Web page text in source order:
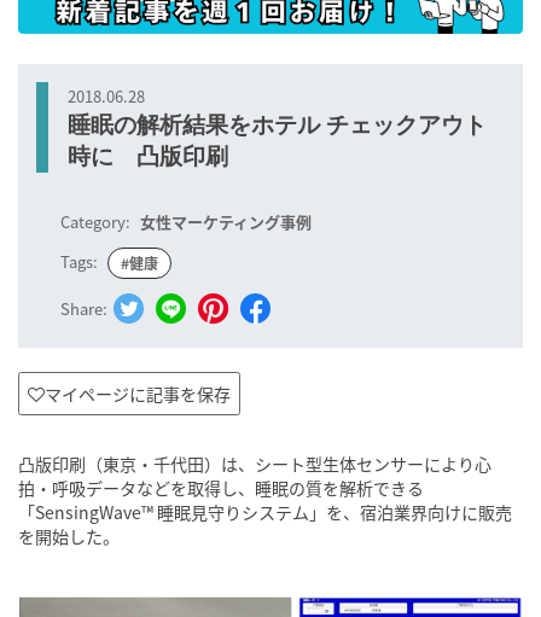
2018.06.28
睡眠の解析結果をホテル チェックアウト
時に 凸版印刷
Category: 女性マーケティング事例
Tags:
#健康
Share:
マイページに記事を保存
凸版印刷（東京・千代田）は、シート型生体センサーにより心
拍・呼吸データなどを取得し、睡眠の質を解析できる
「SensingWave™ 睡眠見守りシステム」を、宿泊業界向けに販売
を開始した。